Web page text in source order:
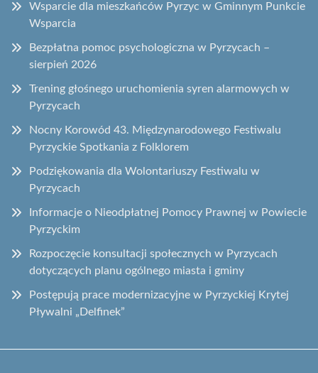
Wsparcie dla mieszkańców Pyrzyc w Gminnym Punkcie
Wsparcia
Bezpłatna pomoc psychologiczna w Pyrzycach –
sierpień 2026
Trening głośnego uruchomienia syren alarmowych w
Pyrzycach
Nocny Korowód 43. Międzynarodowego Festiwalu
Pyrzyckie Spotkania z Folklorem
Podziękowania dla Wolontariuszy Festiwalu w
Pyrzycach
Informacje o Nieodpłatnej Pomocy Prawnej w Powiecie
Pyrzyckim
Rozpoczęcie konsultacji społecznych w Pyrzycach
dotyczących planu ogólnego miasta i gminy
Postępują prace modernizacyjne w Pyrzyckiej Krytej
Pływalni „Delfinek”